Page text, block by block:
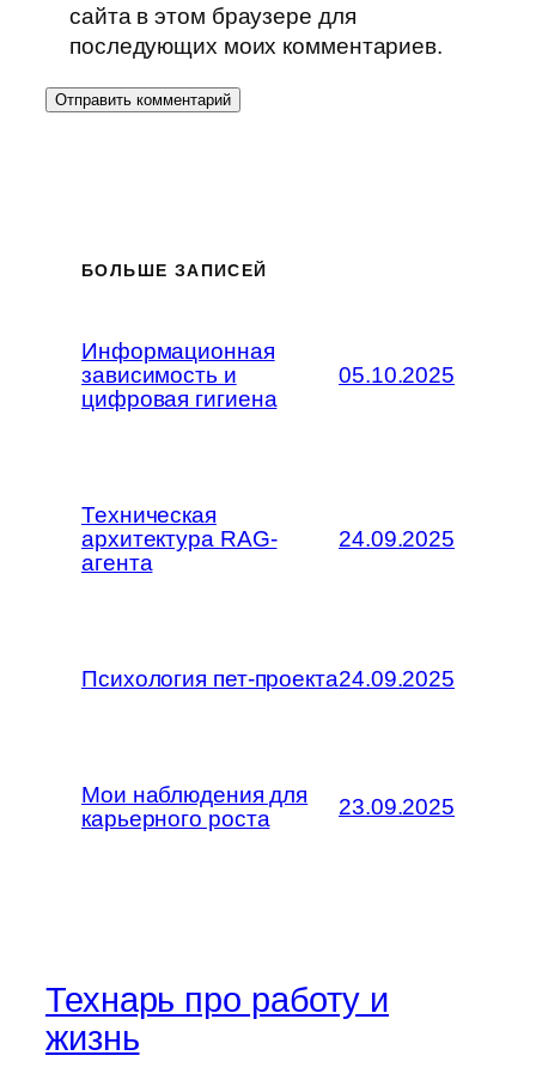
сайта в этом браузере для
последующих моих комментариев.
БОЛЬШЕ ЗАПИСЕЙ
Информационная
зависимость и
цифровая гигиена
05.10.2025
Техническая
архитектура RAG-
агента
24.09.2025
Психология пет-проекта24.09.2025
Мои наблюдения для
карьерного роста
23.09.2025
Технарь про работу и
жизнь